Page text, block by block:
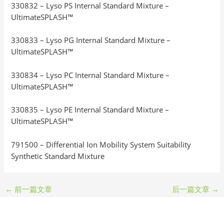
330832 – Lyso PS Internal Standard Mixture –
UltimateSPLASH™
330833 – Lyso PG Internal Standard Mixture –
UltimateSPLASH™
330834 – Lyso PC Internal Standard Mixture –
UltimateSPLASH™
330835 – Lyso PE Internal Standard Mixture –
UltimateSPLASH™
791500 – Differential Ion Mobility System Suitability
Synthetic Standard Mixture
← 前一篇文章 后一篇文章 →